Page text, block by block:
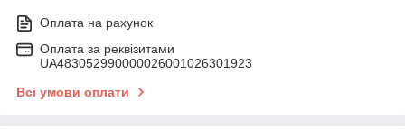
Оплата на рахунок
Оплата за реквізитами
UA483052990000026001026301923
Всі умови оплати